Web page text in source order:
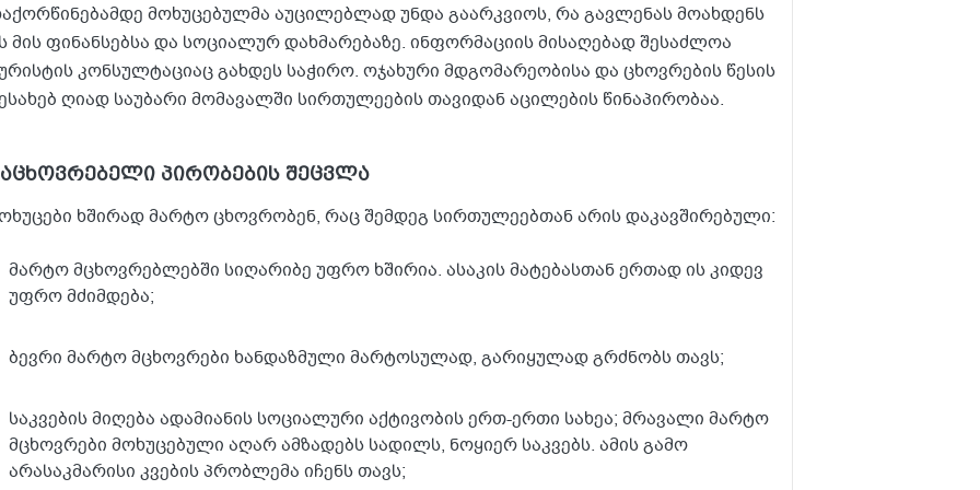
მოხუცებულმა აუცილებლად უნდა გაარკვიოს, რა გავლენას მოახდენს
მის ფინანსებსა და სოციალურ დახმარებაზე. ინფორმაციის მისაღებად შესაძლოა
კონსულტაციაც გახდეს საჭირო. ოჯახური მდგომარეობისა და ცხოვრების წესის
ღიად საუბარი მომავალში სირთულეების თავიდან აცილების წინაპირობაა.
პირობების შეცვლა
ხშირად მარტო ცხოვრობენ, რაც შემდეგ სირთულეებთან არის დაკავშირებული:
მარტო მცხოვრებლებში სიღარიბე უფრო ხშირია. ასაკის მატებასთან ერთად ის კიდევ
უფრო მძიმდება;
ბევრი მარტო მცხოვრები ხანდაზმული მარტოსულად, გარიყულად გრძნობს თავს;
საკვების მიღება ადამიანის სოციალური აქტივობის ერთ-ერთი სახეა; მრავალი მარტო
მცხოვრები მოხუცებული აღარ ამზადებს სადილს, ნოყიერ საკვებს. ამის გამო
არასაკმარისი კვების პრობლემა იჩენს თავს;